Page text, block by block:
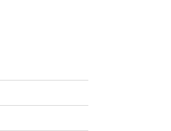
や形が変わり
するため収穫
経質な方は購